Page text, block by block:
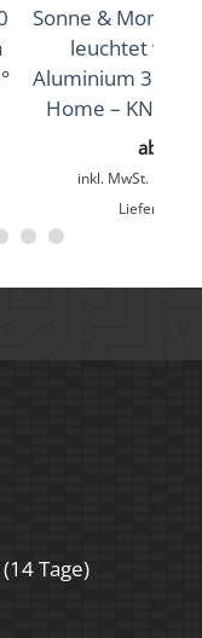
Sonne & Mond
leuchtet
Aluminium 3,3W
Home – KNX,
ab
inkl. MwSt.
Lieferzeit:
Tage)